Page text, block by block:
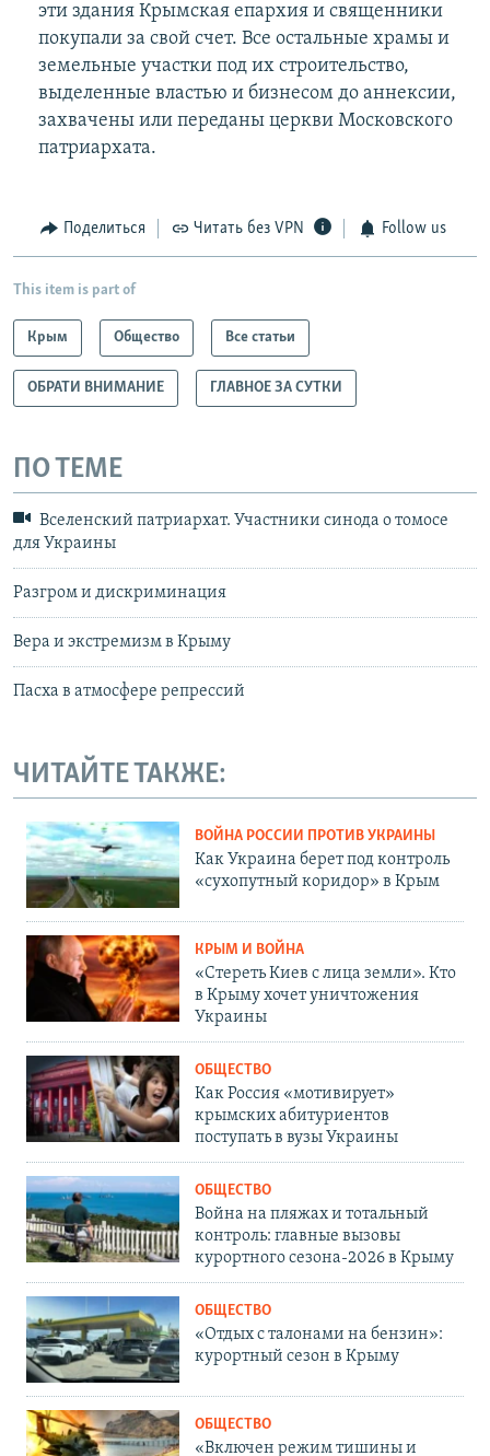
эти здания Крымская епархия и священники
покупали за свой счет. Все остальные храмы и
земельные участки под их строительство,
выделенные властью и бизнесом до аннексии,
захвачены или переданы церкви Московского
патриархата.
Поделиться Читать без VPN Follow us
This item is part of
Крым Общество Все статьи
ОБРАТИ ВНИМАНИЕ ГЛАВНОЕ ЗА СУТКИ
ПО ТЕМЕ
Вселенский патриархат. Участники синода о томосе
для Украины
Разгром и дискриминация
Вера и экстремизм в Крыму
Пасха в атмосфере репрессий
ЧИТАЙТЕ ТАКЖЕ:
ВОЙНА РОССИИ ПРОТИВ УКРАИНЫ
Как Украина берет под контроль
«сухопутный коридор» в Крым
КРЫМ И ВОЙНА
«Стереть Киев с лица земли». Кто
в Крыму хочет уничтожения
Украины
ОБЩЕСТВО
Как Россия «мотивирует»
крымских абитуриентов
поступать в вузы Украины
ОБЩЕСТВО
Война на пляжах и тотальный
контроль: главные вызовы
курортного сезона-2026 в Крыму
ОБЩЕСТВО
«Отдых с талонами на бензин»:
курортный сезон в Крыму
ОБЩЕСТВО
«Включен режим тишины и